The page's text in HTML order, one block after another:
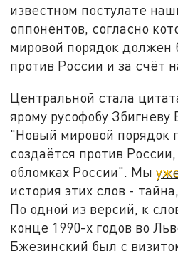
известном постулате
оппонентов, согласно
мировой порядок должен
против России и за счёт
Центральной стала
ярому русофобу Збигневу
"Новый мировой порядок
создаётся против
обломках России". Мы
история этих слов -
По одной из версий, к
конце 1990-х годов во
Бжезинский был с